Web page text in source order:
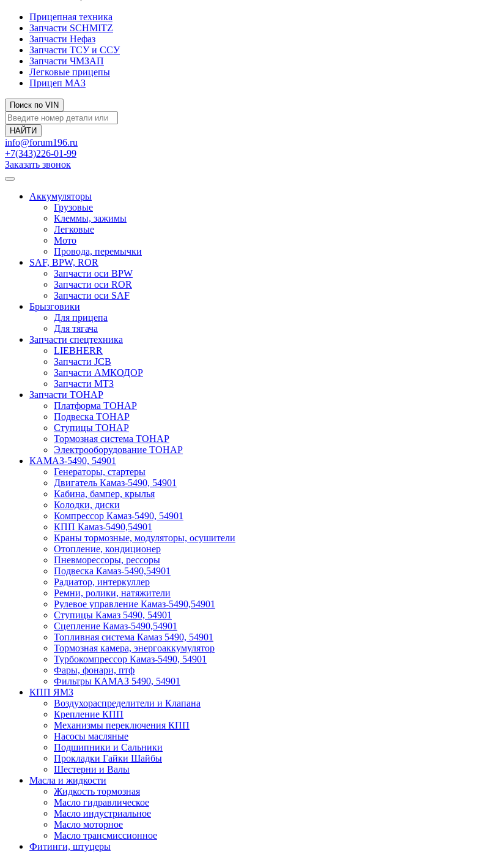
Прицепная техника
Запчасти SCHMITZ
Запчасти Нефаз
Запчасти ТСУ и ССУ
Запчасти ЧМЗАП
Легковые прицепы
Прицеп МАЗ
Поиск по VIN
info@forum196.ru
+7(343)226-01-99
Заказать звонок
Аккумуляторы
Грузовые
Клеммы, зажимы
Легковые
Мото
Провода, перемычки
SAF, BPW, ROR
Запчасти оси BPW
Запчасти оси ROR
Запчасти оси SAF
Брызговики
Для прицепа
Для тягача
Запчасти спецтехника
LIEBHERR
Запчасти JCB
Запчасти АМКОДОР
Запчасти МТЗ
Запчасти ТОНАР
Платформа ТОНАР
Подвеска ТОНАР
Ступицы ТОНАР
Тормозная система ТОНАР
Электрооборудование ТОНАР
КАМАЗ-5490, 54901
Генераторы, стартеры
Двигатель Камаз-5490, 54901
Кабина, бампер, крылья
Колодки, диски
Компрессор Камаз-5490, 54901
КПП Камаз-5490,54901
Краны тормозные, модуляторы, осушители
Отопление, кондиционер
Пневморессоры, рессоры
Подвеска Камаз-5490,54901
Радиатор, интеркуллер
Ремни, ролики, натяжители
Рулевое управление Камаз-5490,54901
Ступицы Камаз 5490, 54901
Сцепление Камаз-5490,54901
Топливная система Камаз 5490, 54901
Тормозная камера, энергоаккумулятор
Турбокомпрессор Камаз-5490, 54901
Фары, фонари, птф
Фильтры КАМАЗ 5490, 54901
КПП ЯМЗ
Воздухораспределители и Клапана
Крепление КПП
Механизмы переключения КПП
Насосы масляные
Подшипники и Сальники
Прокладки Гайки Шайбы
Шестерни и Валы
Масла и жидкости
Жидкость тормозная
Масло гидравлическое
Масло индустриальное
Масло моторное
Масло трансмиссионное
Фитинги, штуцеры